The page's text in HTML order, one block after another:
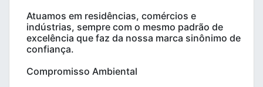
Atuamos em residências, comércios e
indústrias, sempre com o mesmo padrão de
excelência que faz da nossa marca sinônimo de
confiança.
Compromisso Ambiental